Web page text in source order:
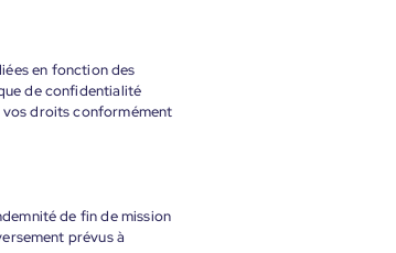
en fonction des
de confidentialité
vos droits conformément
de fin de mission
prévus à